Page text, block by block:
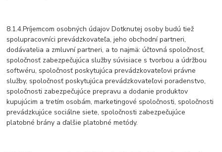
8.1.4.Príjemcom osobných údajov Dotknutej osoby budú tiež
spolupracovníci prevádzkovateľa, jeho obchodní partneri,
dodávatelia a zmluvní partneri, a to najmä: účtovná spoločnosť,
spoločnosť zabezpečujúca služby súvisiace s tvorbou a údržbou
softwéru, spoločnosť poskytujúca prevádzkovateľovi právne
služby, spoločnosť poskytujúca prevádzkovateľovi poradenstvo,
spoločnosti zabezpečujúce prepravu a dodanie produktov
kupujúcim a tretím osobám, marketingové spoločnosti, spoločnosti
prevádzkujúce sociálne siete, spoločnosti zabezpečujúce
platobné brány a ďalšie platobné metódy.